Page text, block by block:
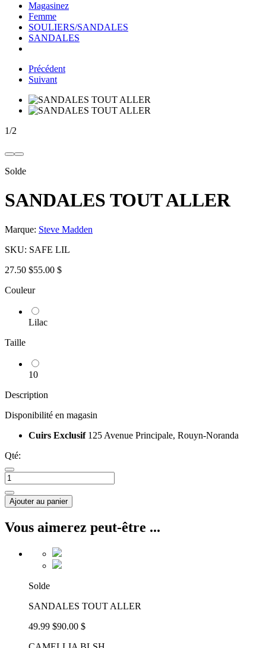
Magasinez
Femme
SOULIERS/SANDALES
SANDALES
Précédent
Suivant
1/2
Solde
SANDALES TOUT ALLER
Marque: Steve Madden
SKU: SAFE LIL
27.50 $55.00 $
Couleur
Lilac
Taille
10
Description
Disponibilité en magasin
Cuirs Exclusif 125 Avenue Principale, Rouyn-Noranda
Qté:
Ajouter au panier
Vous aimerez peut-être ...
Solde
SANDALES TOUT ALLER
49.99 $90.00 $